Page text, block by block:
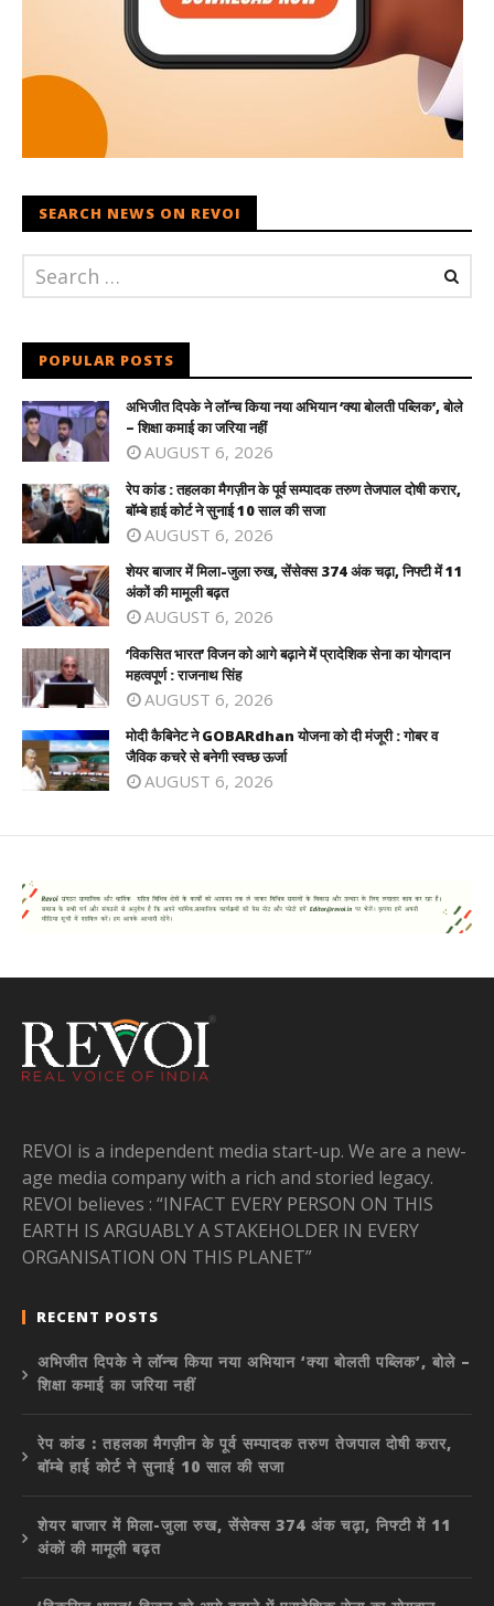
SEARCH NEWS ON REVOI
POPULAR POSTS
अभिजीत दिपके ने लॉन्च किया नया अभियान ‘क्या बोलती पब्लिक’, बोले
– शिक्षा कमाई का जरिया नहीं
AUGUST 6, 2026
रेप कांड : तहलका मैगज़ीन के पूर्व सम्पादक तरुण तेजपाल दोषी करार,
बॉम्बे हाई कोर्ट ने सुनाई 10 साल की सजा
AUGUST 6, 2026
शेयर बाजार में मिला-जुला रुख, सेंसेक्स 374 अंक चढ़ा, निफ्टी में 11
अंकों की मामूली बढ़त
AUGUST 6, 2026
‘विकसित भारत’ विजन को आगे बढ़ाने में प्रादेशिक सेना का योगदान
महत्वपूर्ण : राजनाथ सिंह
AUGUST 6, 2026
मोदी कैबिनेट ने GOBARdhan योजना को दी मंजूरी : गोबर व
जैविक कचरे से बनेगी स्वच्छ ऊर्जा
AUGUST 6, 2026
REVOI is a independent media start-up. We are a new-
age media company with a rich and storied legacy.
REVOI believes : “INFACT EVERY PERSON ON THIS
EARTH IS ARGUABLY A STAKEHOLDER IN EVERY
ORGANISATION ON THIS PLANET”
RECENT POSTS
अभिजीत दिपके ने लॉन्च किया नया अभियान ‘क्या बोलती पब्लिक’, बोले –
शिक्षा कमाई का जरिया नहीं
रेप कांड : तहलका मैगज़ीन के पूर्व सम्पादक तरुण तेजपाल दोषी करार,
बॉम्बे हाई कोर्ट ने सुनाई 10 साल की सजा
शेयर बाजार में मिला-जुला रुख, सेंसेक्स 374 अंक चढ़ा, निफ्टी में 11
अंकों की मामूली बढ़त